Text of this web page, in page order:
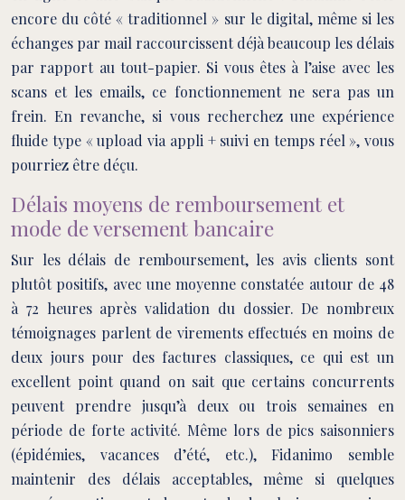
encore du côté « traditionnel » sur le digital, même si les
échanges par mail raccourcissent déjà beaucoup les délais
par rapport au tout-papier. Si vous êtes à l’aise avec les
scans et les emails, ce fonctionnement ne sera pas un
frein. En revanche, si vous recherchez une expérience
fluide type « upload via appli + suivi en temps réel », vous
pourriez être déçu.
Délais moyens de remboursement et
mode de versement bancaire
Sur les délais de remboursement, les avis clients sont
plutôt positifs, avec une moyenne constatée autour de 48
à 72 heures après validation du dossier. De nombreux
témoignages parlent de virements effectués en moins de
deux jours pour des factures classiques, ce qui est un
excellent point quand on sait que certains concurrents
peuvent prendre jusqu’à deux ou trois semaines en
période de forte activité. Même lors de pics saisonniers
(épidémies, vacances d’été, etc.), Fidanimo semble
maintenir des délais acceptables, même si quelques